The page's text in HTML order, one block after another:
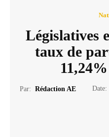
Législatives
taux de
Par: Rédaction AE Date: